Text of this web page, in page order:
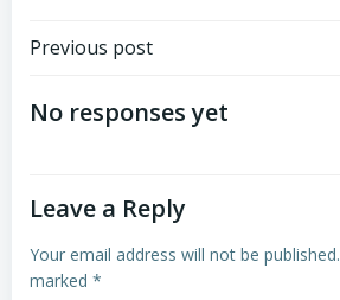
Post
navigation
Previous post
No responses yet
Leave a Reply
Your email address will not be published.
marked *